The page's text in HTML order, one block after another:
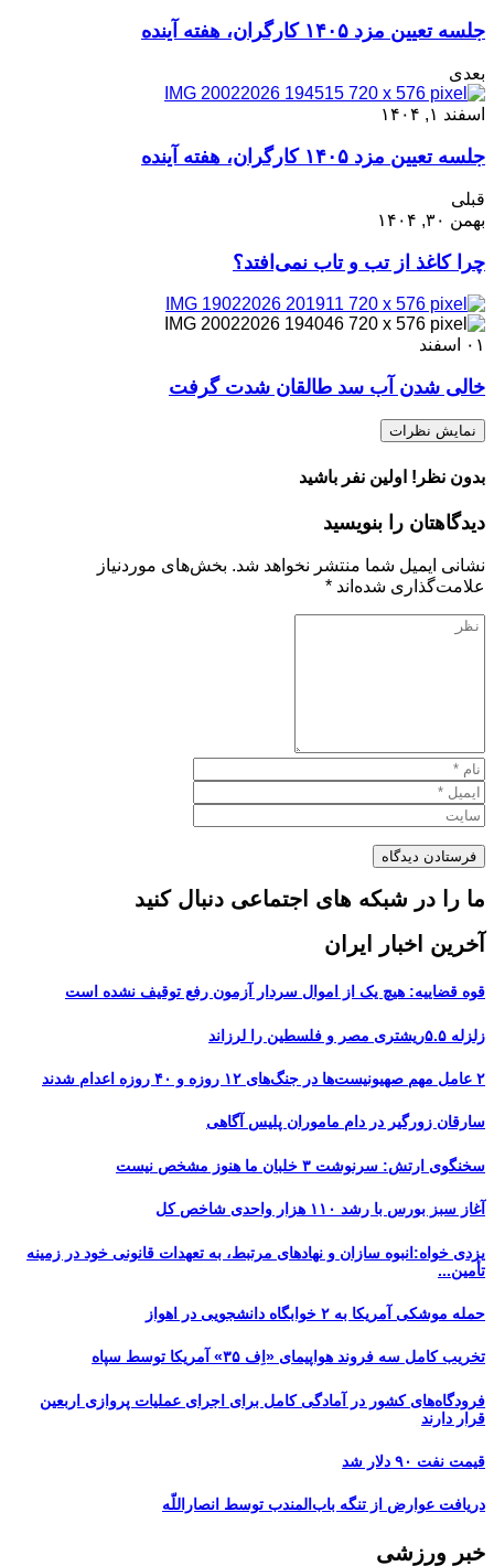
جلسه تعیین مزد ۱۴۰۵ کارگران، هفته آینده
بعدی
اسفند ۱, ۱۴۰۴
جلسه تعیین مزد ۱۴۰۵ کارگران، هفته آینده
قبلی
بهمن ۳۰, ۱۴۰۴
چرا کاغذ از تب و تاب نمی‌افتد؟
۰۱ اسفند
خالی شدن آب سد طالقان شدت گرفت
نمایش نظرات
بدون نظر! اولین نفر باشید
دیدگاهتان را بنویسید
نشانی ایمیل شما منتشر نخواهد شد. بخش‌های موردنیاز
علامت‌گذاری شده‌اند *
ما را در شبکه های اجتماعی دنبال کنید
آخرین اخبار ایران
قوه قضاییه: هیچ یک از اموال سردار آزمون رفع توقیف نشده است
زلزله ۵.۵ریشتری مصر و فلسطین را لرزاند
۲ عامل مهم صهیونیست‌ها در جنگ‌های ۱۲ روزه و ۴۰ روزه اعدام شدند
سارقان زورگیر در دام ماموران پلیس آگاهی
سخنگوی ارتش: سرنوشت ۳ خلبان ما هنوز مشخص نیست
آغاز سبز بورس با رشد ۱۱۰ هزار واحدی شاخص کل
یزدی خواه:انبوه سازان و نهادهای مرتبط، به تعهدات قانونی خود در زمینه
تأمین...
حمله موشکی آمریکا به ۲ خوابگاه دانشجویی در اهواز
تخریب کامل سه فروند هواپیمای «اِف ۳۵» آمریکا توسط سپاه
فرودگاه‌های کشور در آمادگی کامل برای اجرای عملیات پروازی اربعین
قرار دارند
قیمت نفت ۹۰ دلار شد
دریافت عوارض از تنگه باب‌المندب توسط انصاراللّه
خبر ورزشی